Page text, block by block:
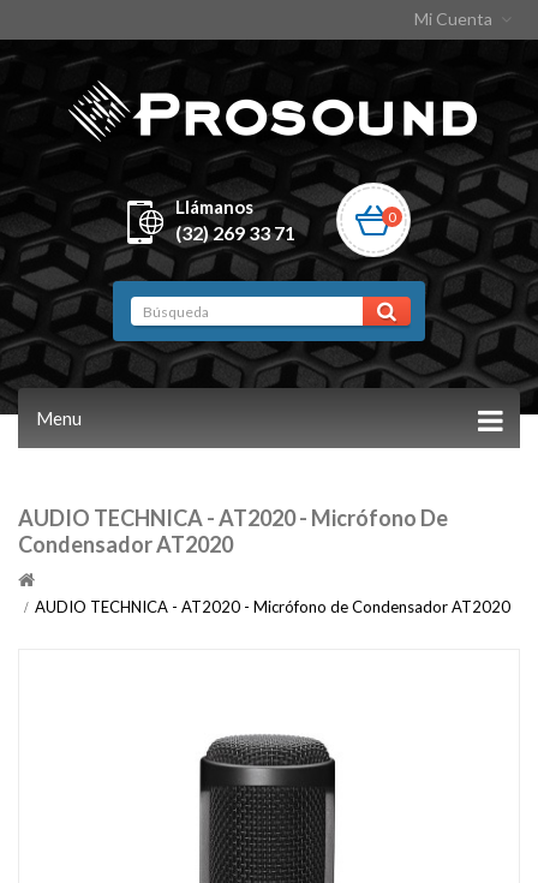
Mi Cuenta
Llámanos
(32) 269 33 71
0
Menu
AUDIO TECHNICA - AT2020 - Micrófono De
Condensador AT2020
AUDIO TECHNICA - AT2020 - Micrófono de Condensador AT2020